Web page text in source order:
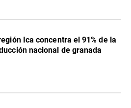
Ica concentra el 91% de la
nacional de granada